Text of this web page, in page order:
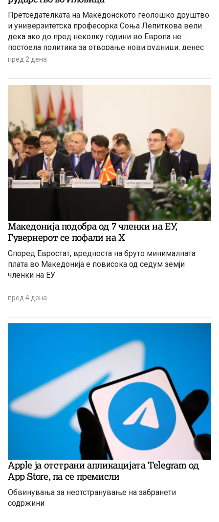
Претседателката на Македонското геолошко друштво
и универзитетска професорка Соња Лепиткова вели
дека ако до пред неколку години во Европа не
постоела политика за отворање нови рудници, денес
таа политика е апсолутно сменета и листата на
пред 2 дена
Македонија подобра од 7 членки на ЕУ,
Гувернерот се пофали на Х
Според Евростат, вредноста на бруто минималната
плата во Македонија е повисока од седум земји
членки на ЕУ
пред 4 дена
Apple ја отстрани апликацијата Telegram од
App Store, па се премисли
Обвинувања за неотстранување на забранети
содржини